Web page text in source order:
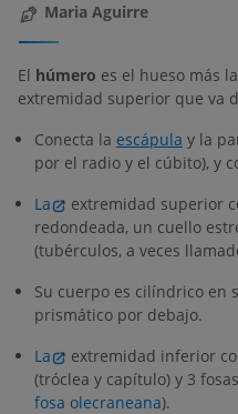
Maria Aguirre
El húmero es el hueso más
extremidad superior que va
Conecta la escápula y la
por el radio y el cúbito), y
La
extremidad superior
redondeada, un cuello
(tubérculos, a veces
Su cuerpo es cilíndrico en
prismático por debajo.
La
extremidad inferior
(tróclea y capítulo) y 3
fosa olecraneana).